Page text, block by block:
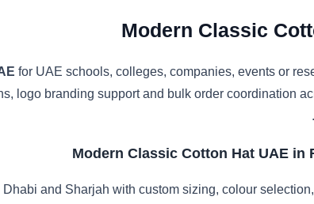
Modern Classic
for UAE schools, colleges, companies, events or
logo branding support and bulk order coordination
Modern Classic Cotton Hat UAE in
and Sharjah with custom sizing, colour